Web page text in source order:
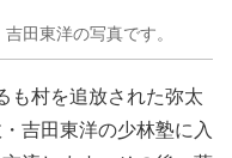
田東洋の写真です。
も村を追放された弥太
吉田東洋の少林塾に入